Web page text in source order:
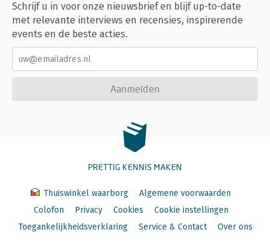
Schrijf u in voor onze nieuwsbrief en blijf up-to-date
met relevante interviews en recensies, inspirerende
events en de beste acties.
Aanmelden
PRETTIG KENNIS MAKEN
Thuiswinkel waarborg
Algemene voorwaarden
Colofon
Privacy Cookies
Cookie instellingen
Toegankelijkheidsverklaring
Service & Contact Over ons